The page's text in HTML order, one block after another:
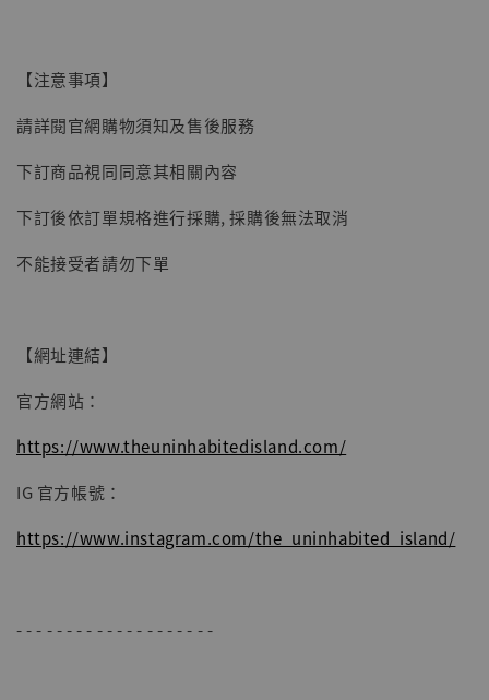
【注意事項】
請詳閱官網購物須知及售後服務
下訂商品視同同意其相關內容
下訂後依訂單規格進行採購, 採購後無法取消
不能接受者請勿下單
【網址連結】
官方網站：
https://www.theuninhabitedisland.com/
IG 官方帳號：
https://www.instagram.com/the_uninhabited_island/
- - - - - - - - - - - - - - - - - - - -